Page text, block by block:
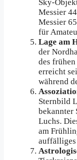
Sky-
Messier
Messier
für
Lage am
der
des frühen
erreicht
während
Sternbild
bekannter
Luchs.
am
auffälliges